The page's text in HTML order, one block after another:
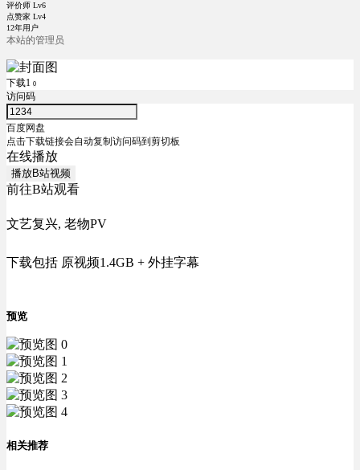
评价师 Lv6
点赞家 Lv4
12年用户
本站的管理员
下载1 0
访问码
百度网盘
点击下载链接会自动复制访问码到剪切板
在线播放
播放B站视频
前往B站观看
文艺复兴, 老物PV
下载包括 原视频1.4GB + 外挂字幕
预览
相关推荐